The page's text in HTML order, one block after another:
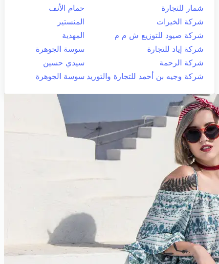
شمار للتجارة
حمام الأنف
شركة الخيرات
المنستير
شركة صيود للتوزيع ش م م
المهدية
شركة إياد للتجارة
سوسة الجوهرة
شركة الرحمة
سيدي حسين
شركة وجيه بن أحمد للتجارة والتوريد سوسة الجوهرة